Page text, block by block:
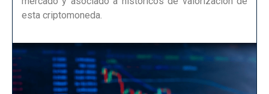
esta criptomoneda.